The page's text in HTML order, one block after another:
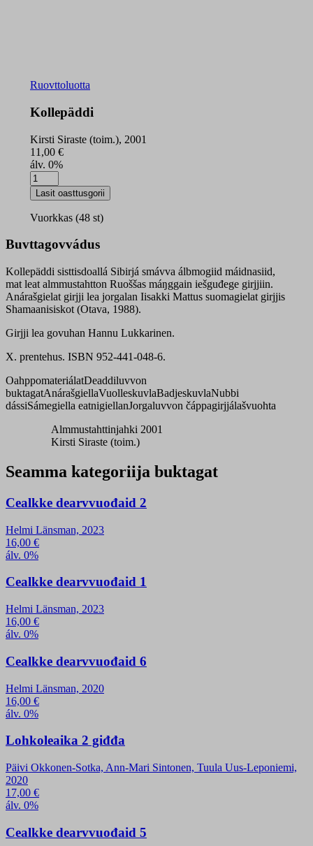
Ruovttoluotta
Kollepäddi
Kirsti Siraste (toim.), 2001
11,00 €
álv. 0%
Kollepäddi
quantity
Lasit oasttusgorii
Vuorkkas (48 st)
Buvttagovvádus
Kollepäddi sisttisdoallá Sibirjá smávva álbmogiid máidnasiid,
mat leat almmustahtton Ruoššas máŋggain iešguđege girjjiin.
Anárašgielat girjji lea jorgalan Iisakki Mattus suomagielat girjjis
Shamaanisiskot (Otava, 1988).
Girjji lea govuhan Hannu Lukkarinen.
X. prentehus. ISBN 952-441-048-6.
OahppomateriálatDeaddiluvvon
buktagatAnárašgiellaVuolleskuvlaBadjeskuvlaNubbi
dássiSámegiella eatnigiellanJorgaluvvon čáppagirjjálašvuohta
Almmustahttinjahki 2001
Kirsti Siraste (toim.)
Seamma kategoriija buktagat
Cealkke dearvvuođaid 2
Helmi Länsman, 2023
16,00 €
álv. 0%
Cealkke dearvvuođaid 1
Helmi Länsman, 2023
16,00 €
álv. 0%
Cealkke dearvvuođaid 6
Helmi Länsman, 2020
16,00 €
álv. 0%
Lohkoleaika 2 giđđa
Päivi Okkonen-Sotka, Ann-Mari Sintonen, Tuula Uus-Leponiemi,
2020
17,00 €
álv. 0%
Cealkke dearvvuođaid 5